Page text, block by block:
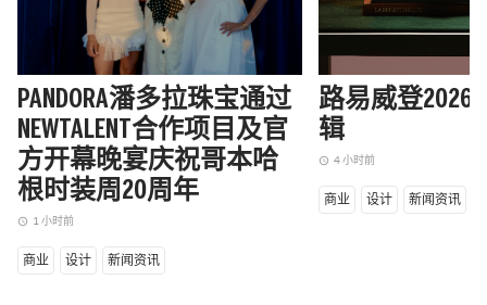
PANDORA潘多拉珠宝通过
NEWTALENT合作项目及官
方开幕晚宴庆祝哥本哈
根时装周20周年
access_time 1 小时前
商业 设计 新闻资讯
路易威登2026
辑
access_time 4 小时前
商业 设计 新闻资讯